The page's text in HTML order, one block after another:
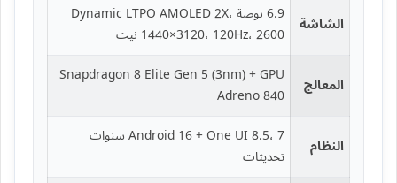
الشاشة
6.9 بوصة Dynamic LTPO AMOLED 2X،
1440×3120، 120Hz، 2600 نيت
المعالج
Snapdragon 8 Elite Gen 5 (3nm) + GPU
Adreno 840
النظام
Android 16 + One UI 8.5، 7 سنوات
تحديثات